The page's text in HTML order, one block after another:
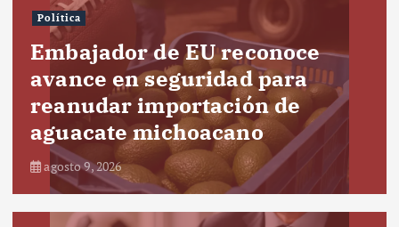
Política
Embajador de EU reconoce
avance en seguridad para
reanudar importación de
aguacate michoacano
agosto 9, 2026